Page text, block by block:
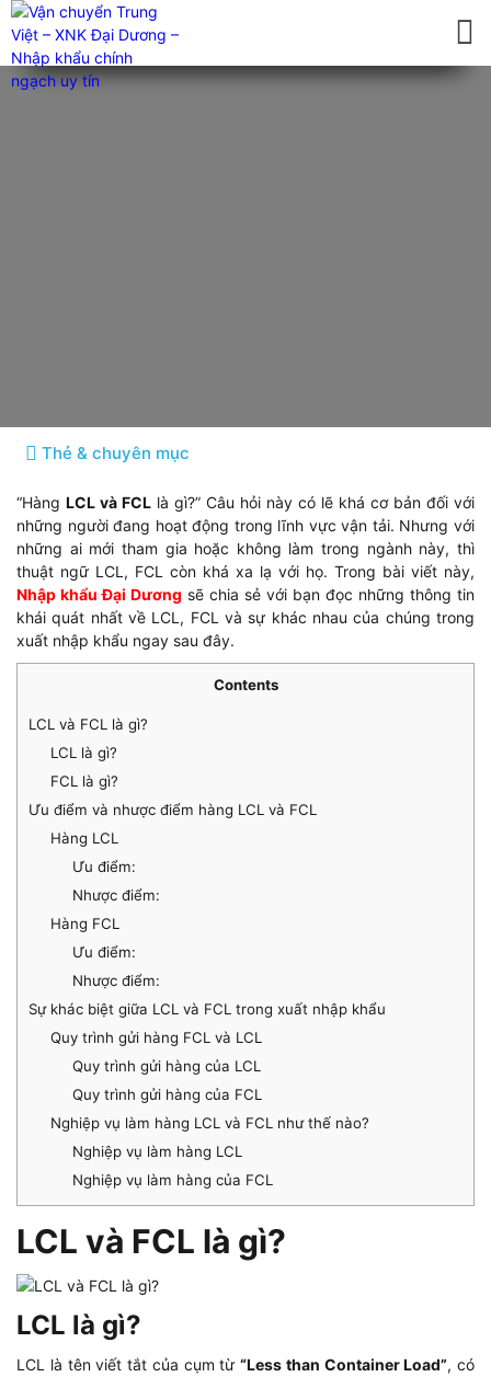
Thẻ & chuyên mục
“Hàng LCL và FCL là gì?” Câu hỏi này có lẽ khá cơ bản đối với
những người đang hoạt động trong lĩnh vực vận tải. Nhưng với
những ai mới tham gia hoặc không làm trong ngành này, thì
thuật ngữ LCL, FCL còn khá xa lạ với họ. Trong bài viết này,
Nhập khẩu Đại Dương sẽ chia sẻ với bạn đọc những thông tin
khái quát nhất về LCL, FCL và sự khác nhau của chúng trong
xuất nhập khẩu ngay sau đây.
Contents
LCL và FCL là gì?
LCL là gì?
FCL là gì?
Ưu điểm và nhược điểm hàng LCL và FCL
Hàng LCL
Ưu điểm:
Nhược điểm:
Hàng FCL
Ưu điểm:
Nhược điểm:
Sự khác biệt giữa LCL và FCL trong xuất nhập khẩu
Quy trình gửi hàng FCL và LCL
Quy trình gửi hàng của LCL
Quy trình gửi hàng của FCL
Nghiệp vụ làm hàng LCL và FCL như thế nào?
Nghiệp vụ làm hàng LCL
Nghiệp vụ làm hàng của FCL
LCL và FCL là gì?
LCL là gì?
LCL là tên viết tắt của cụm từ “Less than Container Load”, có